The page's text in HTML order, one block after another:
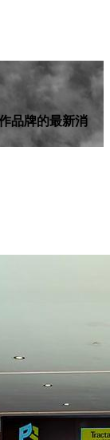
品牌的最新消